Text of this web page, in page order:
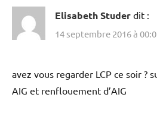
Elisabeth Studer dit :
14 septembre 2016 à
avez vous regarder LCP ce soir ?
AIG et renflouement d’AIG